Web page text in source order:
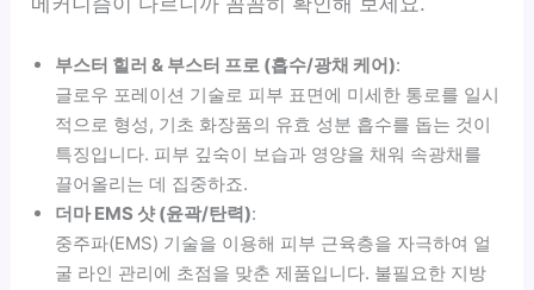
부스터 힐러 & 부스터 프로 (흡수/광채 케어):
글로우 포레이션 기술로 피부 표면에 미세한 통로를 일시
적으로 형성, 기초 화장품의 유효 성분 흡수를 돕는 것이
특징입니다. 피부 깊숙이 보습과 영양을 채워 속광채를
끌어올리는 데 집중하죠.
더마 EMS 샷 (윤곽/탄력):
중주파(EMS) 기술을 이용해 피부 근육층을 자극하여 얼
굴 라인 관리에 초점을 맞춘 제품입니다. 불필요한 지방